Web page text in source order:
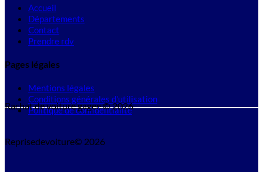
Accueil
Départements
Contact
Prendre rdv
Pages légales
Mentions légales
Conditions générales d'utilisation
Politique de confidentialité
Rachat de voiture gagee © 2026
Reprisedevoiture© 2026